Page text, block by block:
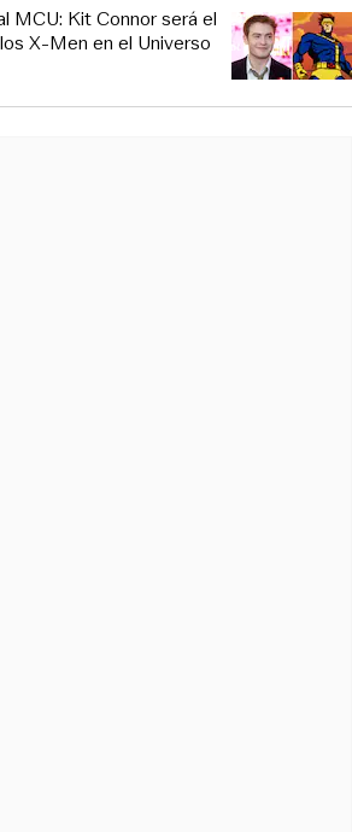
MCU: Kit Connor será el
X-Men en el Universo